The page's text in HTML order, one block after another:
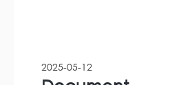
2025-05-12